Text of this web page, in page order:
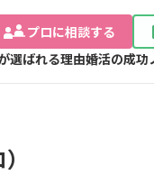
プロに相談する
選ばれる理由婚活の成功